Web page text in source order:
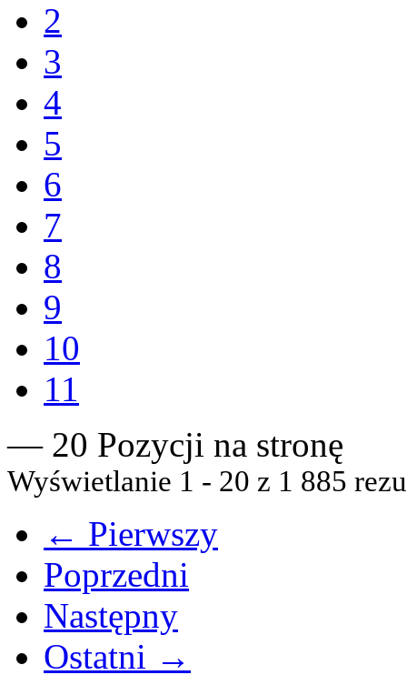
2
3
4
5
6
7
8
9
10
11
— 20 Pozycji na stronę
Wyświetlanie 1 - 20 z 1 885
← Pierwszy
Poprzedni
Następny
Ostatni →